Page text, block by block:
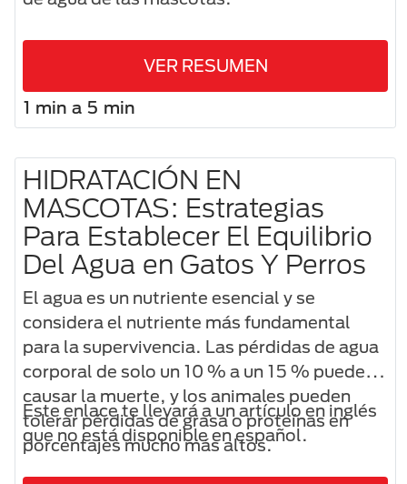
VER RESUMEN
1 min a 5 min
HIDRATACIÓN EN
MASCOTAS: Estrategias
Para Establecer El Equilibrio
Del Agua en Gatos Y Perros
El agua es un nutriente esencial y se
considera el nutriente más fundamental
para la supervivencia. Las pérdidas de agua
corporal de solo un 10 % a un 15 % pueden
causar la muerte, y los animales pueden
tolerar pérdidas de grasa o proteínas en
porcentajes mucho más altos.
Este enlace te llevará a un artículo en inglés
que no está disponible en español.